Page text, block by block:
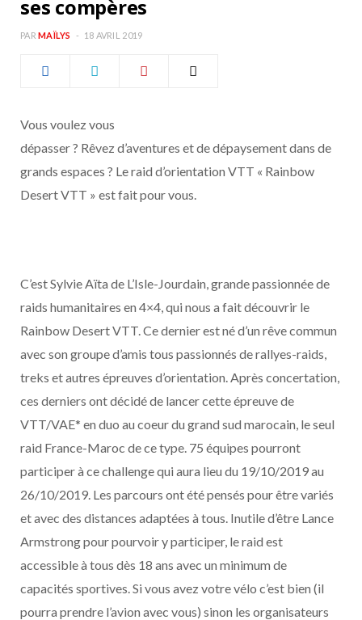
k
ses compères
PAR MAÏLYS 18 AVRIL 2019
Vous voulez vous
dépasser ? Rêvez d’aventures et de dépaysement dans de
grands espaces ? Le raid d’orientation VTT « Rainbow
Desert VTT » est fait pour vous.
C’est Sylvie Aïta de L’Isle-Jourdain, grande passionnée de
raids humanitaires en 4×4, qui nous a fait découvrir le
Rainbow Desert VTT. Ce dernier est né d’un rêve commun
avec son groupe d’amis tous passionnés de rallyes-raids,
treks et autres épreuves d’orientation. Après concertation,
ces derniers ont décidé de lancer cette épreuve de
VTT/VAE* en duo au coeur du grand sud marocain, le seul
raid France-Maroc de ce type. 75 équipes pourront
participer à ce challenge qui aura lieu du 19/10/2019 au
26/10/2019. Les parcours ont été pensés pour être variés
et avec des distances adaptées à tous. Inutile d’être Lance
Armstrong pour pourvoir y participer, le raid est
accessible à tous dès 18 ans avec un minimum de
capacités sportives. Si vous avez votre vélo c’est bien (il
pourra prendre l’avion avec vous) sinon les organisateurs